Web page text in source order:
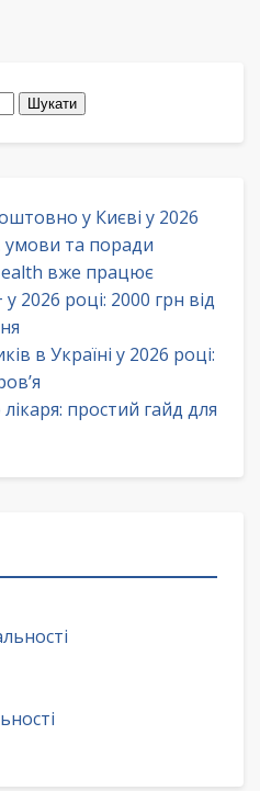
у Києві у 2026
умови та поради
вже працює
2026 році: 2000 грн від
в Україні у 2026 році:
простий гайд для